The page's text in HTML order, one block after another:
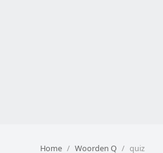
Home Woorden Q quiz